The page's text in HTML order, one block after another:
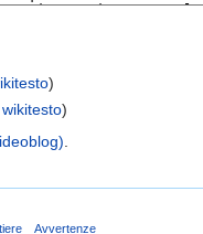
)
)
Avvertenze